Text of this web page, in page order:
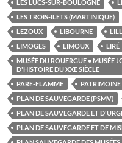
LES LUCS-SUR-BOULOGNE
LES TROIS-ILETS (MARTINIQUE)
LEZOUX
LIBOURNE
LIMOGES
LIMOUX LIRÉ
MUSÉE DU ROUERGUE • MUSÉE
D'HISTOIRE DU XXE SIÈCLE
PARE-FLAMME
PATRIMOINE
PLAN DE SAUVEGARDE (PSMV)
PLAN DE SAUVEGARDE ET
PLAN DE SAUVEGARDE ET DE